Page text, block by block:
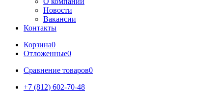
Новости
Вакансии
Контакты
Корзина0
Отложенные0
Сравнение товаров0
+7 (812) 602-70-48